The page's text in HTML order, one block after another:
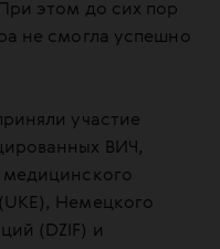
этом до сих пор
не смогла успешно
участие
ВИЧ,
медицинского
Немецкого
(DZIF) и